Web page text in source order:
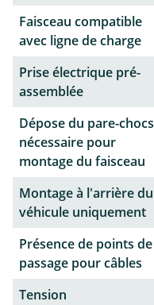
Faisceau compatible
avec ligne de charge
Prise électrique pré-
assemblée
Dépose du pare-chocs
nécessaire pour
montage du faisceau
Montage à l'arrière du
véhicule uniquement
Présence de points de
passage pour câbles
Tension